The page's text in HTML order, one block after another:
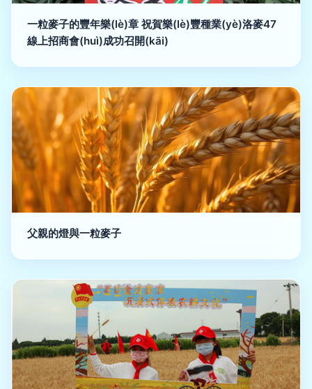
一粒麥子的豐年樂(lè)章 祝賀樂(lè)豐種業(yè)洛麥47
線上招商會(huì)成功召開(kāi)
父親的燈與一粒麥子